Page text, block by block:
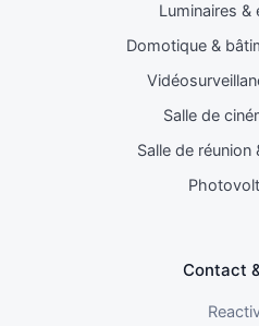
Luminaires &
Domotique &
Salle de
Salle de réunion
Contact